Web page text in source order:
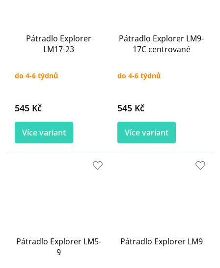
Pátradlo Explorer
LM17-23
do 4-6 týdnů
545 Kč
Více variant
Pátradlo Explorer LM9-
17C centrované
do 4-6 týdnů
545 Kč
Více variant
Pátradlo Explorer LM5-
9
Pátradlo Explorer LM9